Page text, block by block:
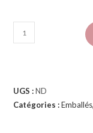
UGS :ND
Catégories :Emballés